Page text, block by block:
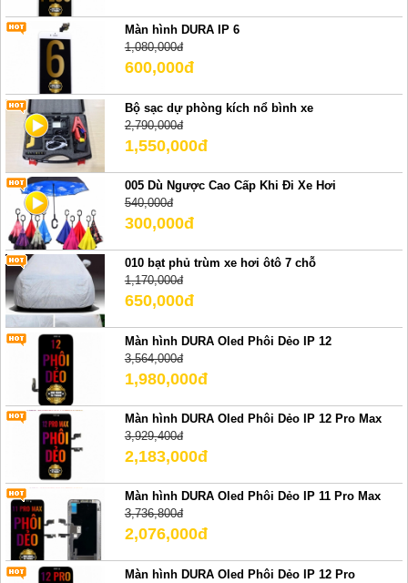
Màn hình DURA IP 6
1,080,000đ
600,000đ
Bộ sạc dự phòng kích nổ bình xe
2,790,000đ
1,550,000đ
005 Dù Ngược Cao Cấp Khi Đi Xe Hơi
540,000đ
300,000đ
010 bạt phủ trùm xe hơi ôtô 7 chỗ
1,170,000đ
650,000đ
Màn hình DURA Oled Phôi Dẻo IP 12
3,564,000đ
1,980,000đ
Màn hình DURA Oled Phôi Dẻo IP 12 Pro Max
3,929,400đ
2,183,000đ
Màn hình DURA Oled Phôi Dẻo IP 11 Pro Max
3,736,800đ
2,076,000đ
Màn hình DURA Oled Phôi Dẻo IP 12 Pro